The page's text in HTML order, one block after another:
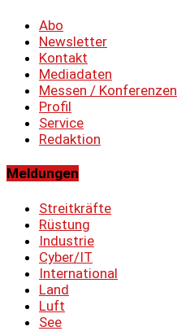
Abo
Newsletter
Kontakt
Mediadaten
Messen / Konferenzen
Profil
Service
Redaktion
Meldungen
Streitkräfte
Rüstung
Industrie
Cyber/IT
International
Land
Luft
See